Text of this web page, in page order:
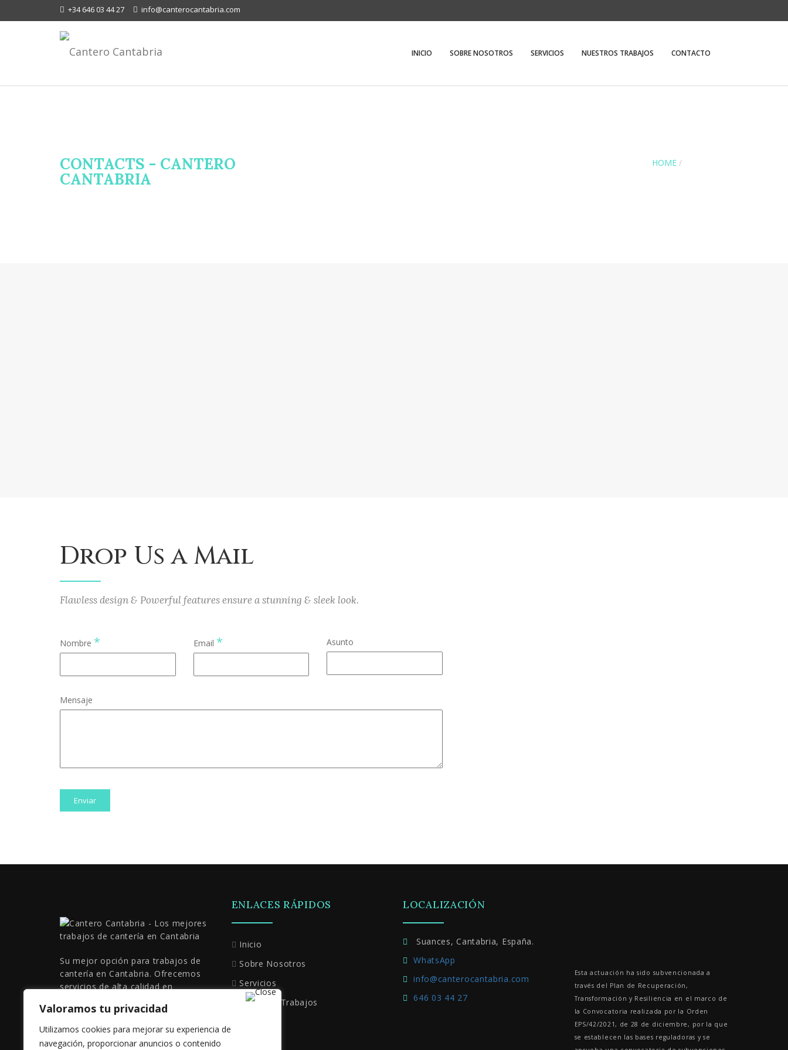
Valoramos tu privacidad
Utilizamos cookies para mejorar su experiencia de
navegación, proporcionar anuncios o contenido
+34 646 03 44 27 info@canterocantabria.com
INICIO SOBRE NOSOTROS SERVICIOS NUESTROS TRABAJOS CONTACTO
CONTACTS - CANTERO
CANTABRIA
HOME /
Drop Us a Mail
Flawless design & Powerful features ensure a stunning & sleek look.
Nombre * Email * Asunto
Mensaje
Su mejor opción para trabajos de
cantería en Cantabria. Ofrecemos
servicios de alta calidad en
casas unifamiliares, paredes, muros
y suelos de losas.
ENLACES RÁPIDOS
Inicio
Sobre Nosotros
Servicios
Nuestros Trabajos
LOCALIZACIÓN
Suances, Cantabria, España.
WhatsApp
info@canterocantabria.com
646 03 44 27
Esta actuación ha sido subvencionada a
través del Plan de Recuperación,
Transformación y Resiliencia en el marco de
la Convocatoria realizada por la Orden
EPS/42/2021, de 28 de diciembre, por la que
se establecen las bases reguladoras y se